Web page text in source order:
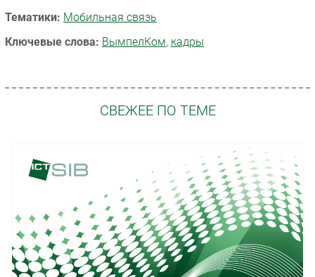
Тематики: Мобильная связь
Ключевые слова: ВымпелКом, кадры
СВЕЖЕЕ ПО ТЕМЕ